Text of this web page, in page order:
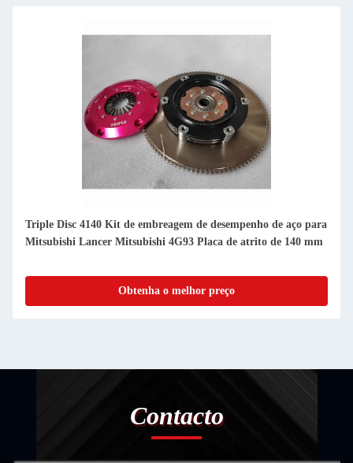
Triple Disc 4140 Kit de embreagem de desempenho de aço para
Mitsubishi Lancer Mitsubishi 4G93 Placa de atrito de 140 mm
Obtenha o melhor preço
Contacto